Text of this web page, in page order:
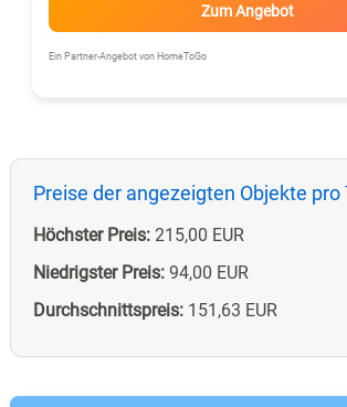
Zum Angebot
Ein Partner-Angebot von HomeToGo
Preise der angezeigten Objekte pro
Höchster Preis:215,00 EUR
Niedrigster Preis:94,00 EUR
Durchschnittspreis:151,63 EUR